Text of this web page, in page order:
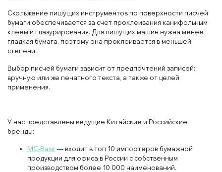
Скольжение пишущих инструментов по поверхности писчей
бумаги обеспечивается за счет проклеивания канифольным
клеем и глазурирования. Для пишущих машин нужна менее
гладкая бумага, поэтому она проклеивается в меньшей
степени.
Выбор писчей бумаги зависит от предпочтений записей:
вручную или же печатного текста, а также от целей
применения.
У нас представлены ведущие Китайские и Российские
бренды:
MC-Basir— входит в топ 10 импортеров бумажной
продукции для офиса в России с собственным
производством более 10 000 наименований.